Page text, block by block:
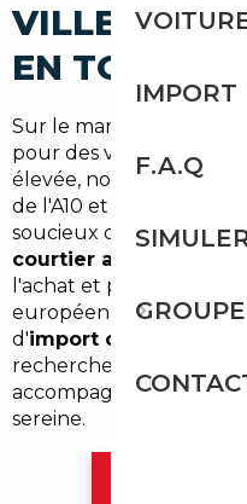
VILLE-DU-
EN TOUTE
Sur le marché
pour des véhicules
élevée, notamment
de l'A10 et des axes vers
soucieux de budget et
courtier automobile
l'achat et permet
européennes
d'import occasion La
recherche ciblée,
accompagnement
sereine.
IMPORT
F.A.Q